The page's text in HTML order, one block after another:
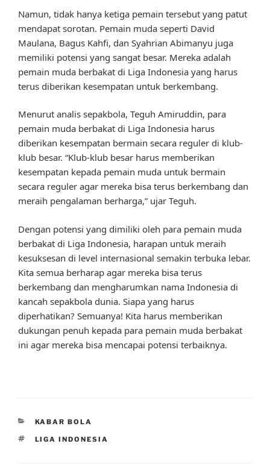
Namun, tidak hanya ketiga pemain tersebut yang patut
mendapat sorotan. Pemain muda seperti David
Maulana, Bagus Kahfi, dan Syahrian Abimanyu juga
memiliki potensi yang sangat besar. Mereka adalah
pemain muda berbakat di Liga Indonesia yang harus
terus diberikan kesempatan untuk berkembang.
Menurut analis sepakbola, Teguh Amiruddin, para
pemain muda berbakat di Liga Indonesia harus
diberikan kesempatan bermain secara reguler di klub-
klub besar. “Klub-klub besar harus memberikan
kesempatan kepada pemain muda untuk bermain
secara reguler agar mereka bisa terus berkembang dan
meraih pengalaman berharga,” ujar Teguh.
Dengan potensi yang dimiliki oleh para pemain muda
berbakat di Liga Indonesia, harapan untuk meraih
kesuksesan di level internasional semakin terbuka lebar.
Kita semua berharap agar mereka bisa terus
berkembang dan mengharumkan nama Indonesia di
kancah sepakbola dunia. Siapa yang harus
diperhatikan? Semuanya! Kita harus memberikan
dukungan penuh kepada para pemain muda berbakat
ini agar mereka bisa mencapai potensi terbaiknya.
CATEGORIES
KABAR BOLA
TAGS
LIGA INDONESIA